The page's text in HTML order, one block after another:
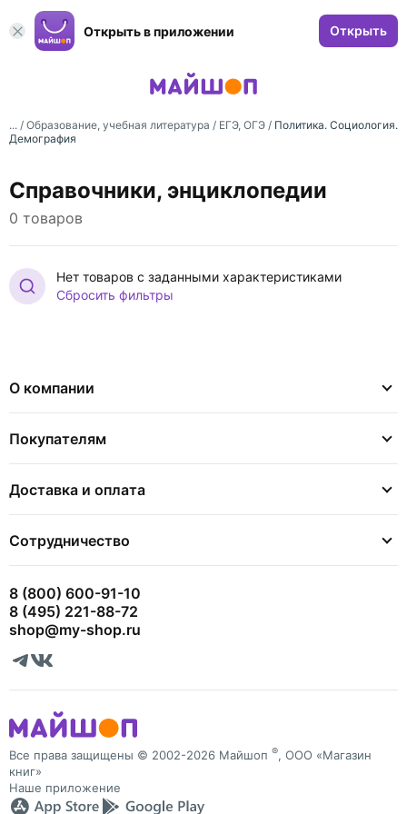
Открыть в приложении Открыть
... / Образование, учебная литература / ЕГЭ, ОГЭ / Политика. Социология.
Демография
Справочники, энциклопедии
0 товаров
Нет товаров с заданными характеристиками
Сбросить фильтры
О компании
Покупателям
Доставка и оплата
Сотрудничество
8 (800) 600-91-10
8 (495) 221-88-72
shop@my-shop.ru
Все права защищены © 2002-2026 Майшоп ®, ООО «Магазин
книг»
Наше приложение